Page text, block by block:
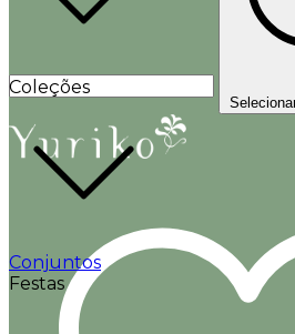
Coleções
Conjuntos
Festas